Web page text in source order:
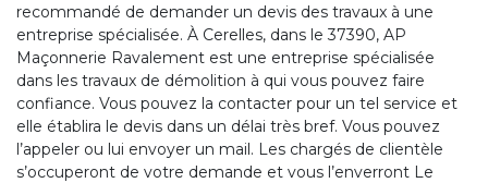
recommandé de demander un devis des travaux à une
entreprise spécialisée. À Cerelles, dans le 37390, AP
Maçonnerie Ravalement est une entreprise spécialisée
dans les travaux de démolition à qui vous pouvez faire
confiance. Vous pouvez la contacter pour un tel service et
elle établira le devis dans un délai très bref. Vous pouvez
l’appeler ou lui envoyer un mail. Les chargés de clientèle
s’occuperont de votre demande et vous l’enverront Le